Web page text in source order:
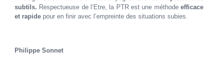
subtils. Respectueuse de l’Etre, la PTR est une méthodeefficace
et rapide pour en finir avec l’empreinte des situations subies.
Philippe Sonnet